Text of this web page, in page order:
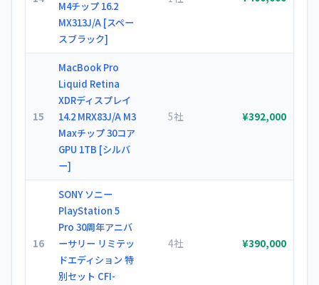
M4チップ 16.2
MX313J/A [スペー
スブラック]
15
MacBook Pro
Liquid Retina
XDRディスプレイ
14.2 MRX83J/A M3
Maxチップ 30コア
GPU 1TB [シルバ
ー]
5社 ¥392,000
16
SONY ソニー
PlayStation 5
Pro 30周年アニバ
ーサリー リミテッ
ドエディション 特
別セット CFI-
4社 ¥390,000